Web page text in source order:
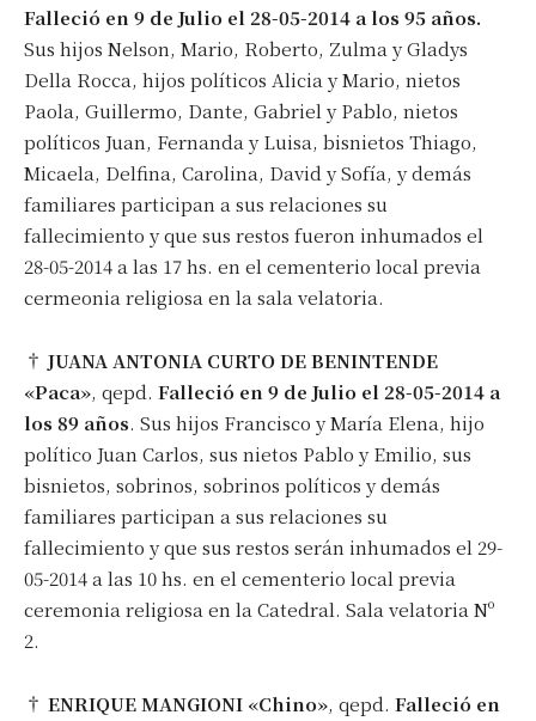
Falleció en 9 de Julio el 28-05-2014 a los 95 años.
Sus hijos Nelson, Mario, Roberto, Zulma y Gladys
Della Rocca, hijos políticos Alicia y Mario, nietos
Paola, Guillermo, Dante, Gabriel y Pablo, nietos
políticos Juan, Fernanda y Luisa, bisnietos Thiago,
Micaela, Delfina, Carolina, David y Sofía, y demás
familiares participan a sus relaciones su
fallecimiento y que sus restos fueron inhumados el
28-05-2014 a las 17 hs. en el cementerio local previa
cermeonia religiosa en la sala velatoria.
† JUANA ANTONIA CURTO DE BENINTENDE
«Paca», qepd. Falleció en 9 de Julio el 28-05-2014 a
los 89 años. Sus hijos Francisco y María Elena, hijo
político Juan Carlos, sus nietos Pablo y Emilio, sus
bisnietos, sobrinos, sobrinos políticos y demás
familiares participan a sus relaciones su
fallecimiento y que sus restos serán inhumados el 29-
05-2014 a las 10 hs. en el cementerio local previa
ceremonia religiosa en la Catedral. Sala velatoria Nº
2.
† ENRIQUE MANGIONI «Chino», qepd. Falleció en